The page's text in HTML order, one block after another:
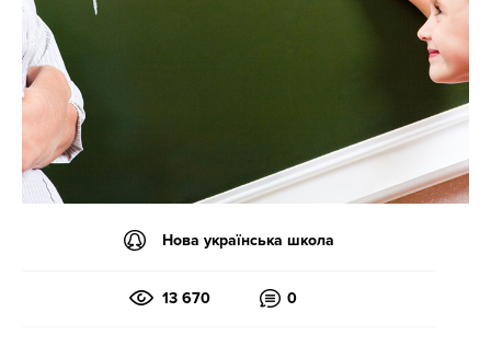
Нова українська школа
13 670 0